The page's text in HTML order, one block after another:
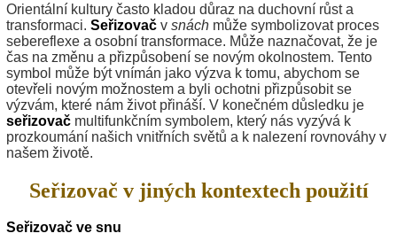
Orientální kultury často kladou důraz na duchovní růst a
transformaci. Seřizovač v snách může symbolizovat proces
sebereflexe a osobní transformace. Může naznačovat, že je
čas na změnu a přizpůsobení se novým okolnostem. Tento
symbol může být vnímán jako výzva k tomu, abychom se
otevřeli novým možnostem a byli ochotni přizpůsobit se
výzvám, které nám život přináší. V konečném důsledku je
seřizovač multifunkčním symbolem, který nás vyzývá k
prozkoumání našich vnitřních světů a k nalezení rovnováhy v
našem životě.
Seřizovač v jiných kontextech použití
Seřizovač ve snu